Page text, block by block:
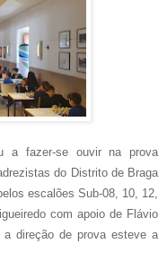
a fazer-se ouvir na prova
do Distrito de Braga
escalões Sub-08, 10, 12,
com apoio de Flávio
direção de prova esteve a